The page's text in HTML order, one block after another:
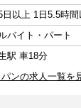
バイト・パート
駅 車18分
ンの求人一覧を